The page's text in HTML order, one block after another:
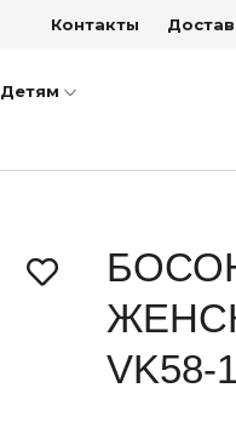
Контакты
Детям